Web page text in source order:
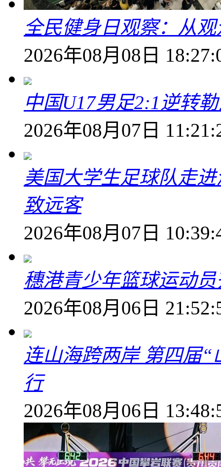
全民健身日观察：从
2026年08月08日
中国U17男足2:1逆转
2026年08月07日
美国大学生足球队走
致远客
2026年08月07日
穗港青少年篮球运动
2026年08月06日
连山海跨两岸 第四届
行
2026年08月06日